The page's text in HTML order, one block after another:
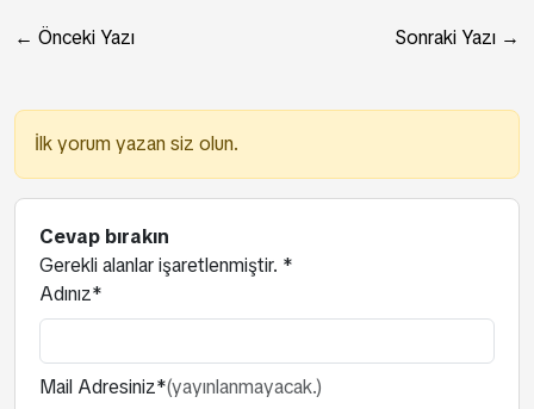
← Önceki Yazı Sonraki Yazı →
İlk yorum yazan siz olun.
Cevap bırakın
Gerekli alanlar işaretlenmiştir. *
Adınız*
Mail Adresiniz*(yayınlanmayacak.)